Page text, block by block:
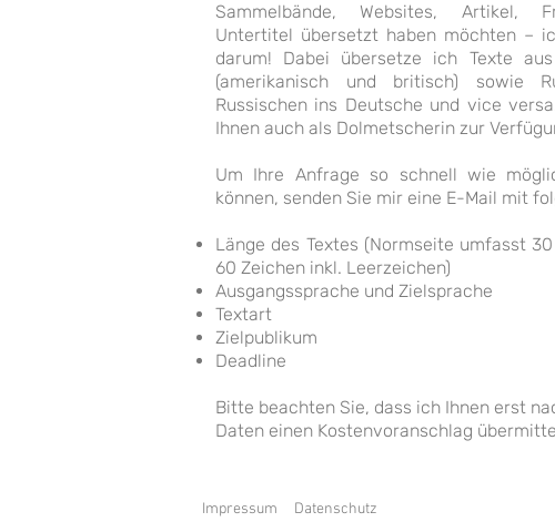
Sammelbände, Websites, Artikel,
Untertitel übersetzt haben möchten –
darum! Dabei übersetze ich Texte
(amerikanisch und britisch) sowie
Russischen ins Deutsche und vice
Ihnen auch als Dolmetscherin zur
Um Ihre Anfrage so schnell wie
können, senden Sie mir eine E-Mail mit
Länge des Textes (Normseite umfasst
60 Zeichen inkl. Leerzeichen)
Ausgangssprache und Zielsprache
Textart
Zielpublikum
Deadline
Bitte beachten Sie, dass ich Ihnen erst
Daten einen Kostenvoranschlag
Impressum Datenschutz